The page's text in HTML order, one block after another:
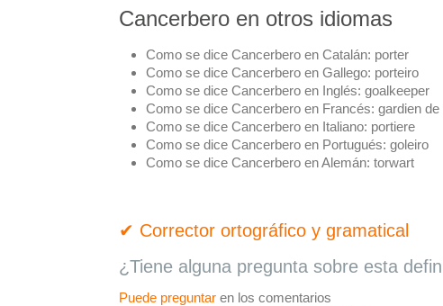
Cancerbero en otros idiomas
Como se dice Cancerbero en Catalán: porter
Como se dice Cancerbero en Gallego: porteiro
Como se dice Cancerbero en Inglés: goalkeeper
Como se dice Cancerbero en Francés: gardien de
Como se dice Cancerbero en Italiano: portiere
Como se dice Cancerbero en Portugués: goleiro
Como se dice Cancerbero en Alemán: torwart
✔ Corrector ortográfico y gramatical
¿Tiene alguna pregunta sobre esta
Puede preguntar en los comentarios